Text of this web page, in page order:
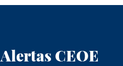
Alertas CEOE